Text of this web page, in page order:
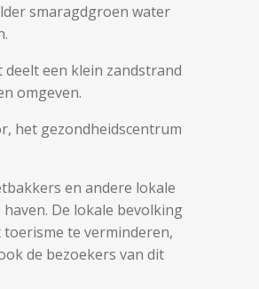
smaragdgroen water
een klein zandstrand
omgeven.
het gezondheidscentrum
en andere lokale
De lokale bevolking
te verminderen,
de bezoekers van dit